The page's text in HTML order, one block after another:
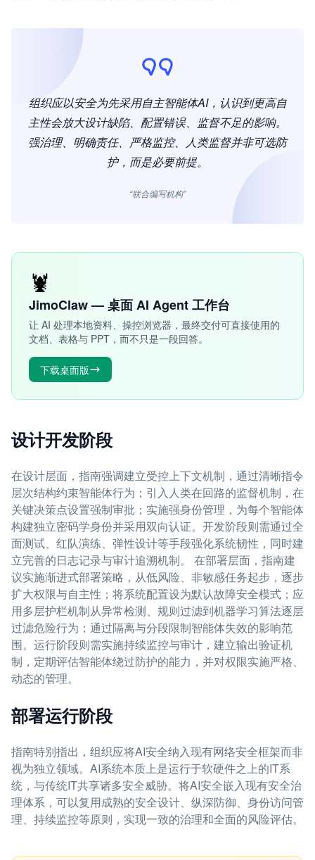
组织应以安全为先采用自主智能体AI，认识到更高自
主性会放大设计缺陷、配置错误、监督不足的影响。
强治理、明确责任、严格监控、人类监督并非可选防
护，而是必要前提。
“联合编写机构”
🦞
JimoClaw — 桌面 AI Agent 工作台
让 AI 处理本地资料、操控浏览器，最终交付可直接使用的
文档、表格与 PPT，而不只是一段回答。
下载桌面版
设计开发阶段
在设计层面，指南强调建立受控上下文机制，通过清晰指令
层次结构约束智能体行为；引入人类在回路的监督机制，在
关键决策点设置强制审批；实施强身份管理，为每个智能体
构建独立密码学身份并采用双向认证。开发阶段则需通过全
面测试、红队演练、弹性设计等手段强化系统韧性，同时建
立完善的日志记录与审计追溯机制。 在部署层面，指南建
议实施渐进式部署策略，从低风险、非敏感任务起步，逐步
扩大权限与自主性；将系统配置设为默认故障安全模式；应
用多层护栏机制从异常检测、规则过滤到机器学习算法逐层
过滤危险行为；通过隔离与分段限制智能体失效的影响范
围。运行阶段则需实施持续监控与审计，建立输出验证机
制，定期评估智能体绕过防护的能力，并对权限实施严格、
动态的管理。
部署运行阶段
指南特别指出，组织应将AI安全纳入现有网络安全框架而非
视为独立领域。AI系统本质上是运行于软硬件之上的IT系
统，与传统IT共享诸多安全威胁。将AI安全嵌入现有安全治
理体系，可以复用成熟的安全设计、纵深防御、身份访问管
理、持续监控等原则，实现一致的治理和全面的风险评估。